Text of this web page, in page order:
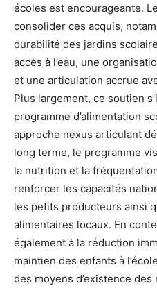
écoles est encourageante.
consolider ces acquis,
durabilité des jardins
accès à l’eau, une
et une articulation accrue
Plus largement, ce soutien
programme d’alimentation
approche nexus articulant
long terme, le programme
la nutrition et la
renforcer les capacités
les petits producteurs ainsi
alimentaires locaux. En
également à la réduction
maintien des enfants à
des moyens d’existence